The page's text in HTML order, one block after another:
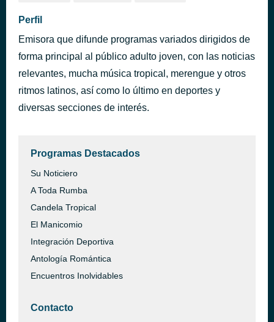
Perfil
Emisora que difunde programas variados dirigidos de
forma principal al público adulto joven, con las noticias
relevantes, mucha música tropical, merengue y otros
ritmos latinos, así como lo último en deportes y
diversas secciones de interés.
Programas Destacados
Su Noticiero
A Toda Rumba
Candela Tropical
El Manicomio
Integración Deportiva
Antología Romántica
Encuentros Inolvidables
Contacto